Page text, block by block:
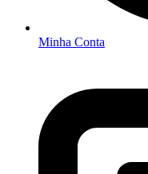
Minha Conta